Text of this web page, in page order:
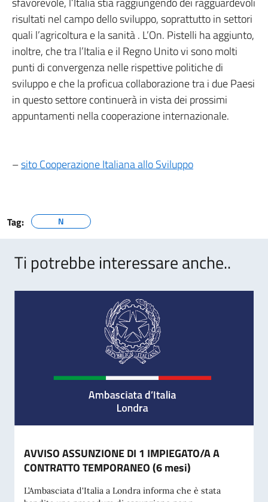
risultati nel campo dello sviluppo, soprattutto in settori
quali l’agricoltura e la sanità . L’On. Pistelli ha aggiunto,
inoltre, che tra l’Italia e il Regno Unito vi sono molti
punti di convergenza nelle rispettive politiche di
sviluppo e che la proficua collaborazione tra i due Paesi
in questo settore continuerà in vista dei prossimi
appuntamenti nella cooperazione internazionale.
–sito Cooperazione Italiana allo Sviluppo
Tag: N
Ti potrebbe interessare anche..
AVVISO ASSUNZIONE DI 1 IMPIEGATO/A A
CONTRATTO TEMPORANEO (6 mesi)
L’Ambasciata d'Italia a Londra informa che è stata